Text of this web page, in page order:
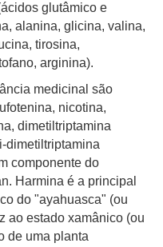
glutâmico e
alanina, glicina, valina,
tirosina,
arginina).
medicinal são
nicotina,
dimetiltriptamina
dimetiltriptamina
componente do
Harmina é a principal
do "ayahuasca" (ou
ao estado xamânico (ou
de uma planta